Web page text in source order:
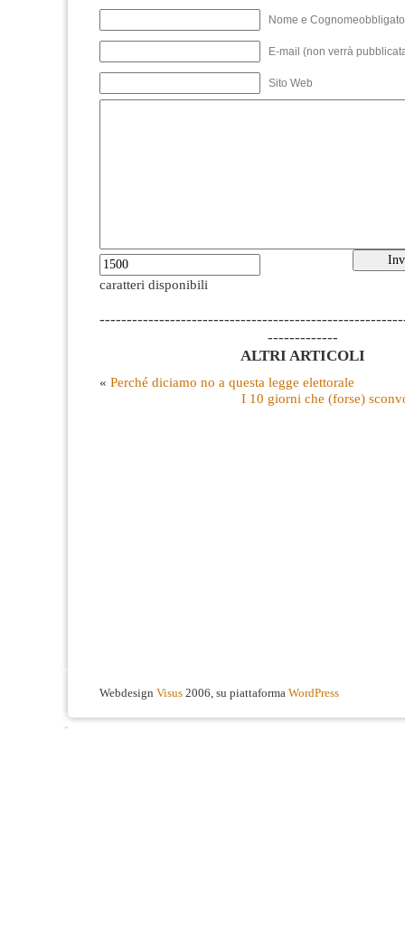
Nome e
E-mail (non verrà
Sito Web
caratteri disponibili
-------------
ALTRI ARTICOLI
« Perché diciamo no a questa legge elettorale
I 10 giorni che (forse)
Webdesign Visus 2006, su piattaforma WordPress